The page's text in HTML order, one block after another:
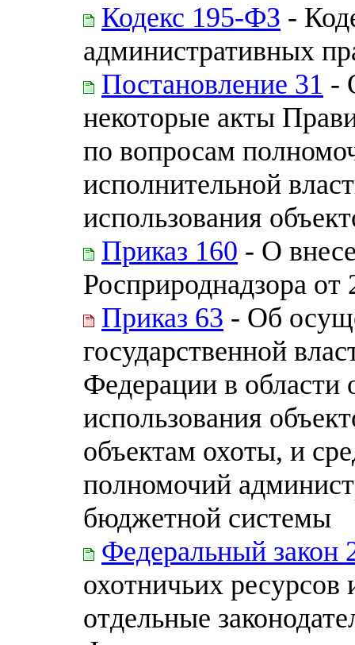
Кодекс 195-ФЗ -
административных
Постановление 31 -
некоторые акты
по вопросам
исполнительной
использования
Приказ 160 - О
Росприроднадзора
Приказ 63 - Об
государственной
Федерации в области
использования
объектам охоты, и
полномочий
бюджетной системы
Федеральный закон
охотничьих
отдельные